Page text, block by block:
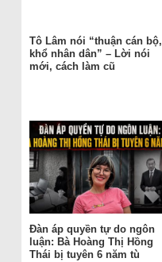
Tô Lâm nói “thuận cán bộ,
khổ nhân dân” – Lời nói
mới, cách làm cũ
Đàn áp quyền tự do ngôn
luận: Bà Hoàng Thị Hồng
Thái bị tuyên 6 năm tù